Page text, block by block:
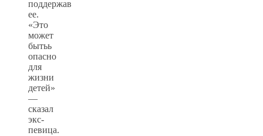
поддержав
ее.
«Это
может
бытьь
опасно
для
жизни
детей»
—
сказал
экс-
певица.